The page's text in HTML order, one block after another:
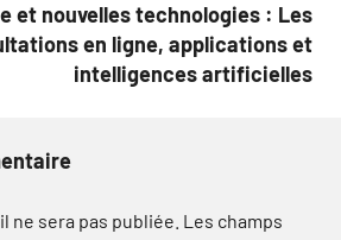
et nouvelles technologies : Les
en ligne, applications et
intelligences artificielles
ne sera pas publiée. Les champs